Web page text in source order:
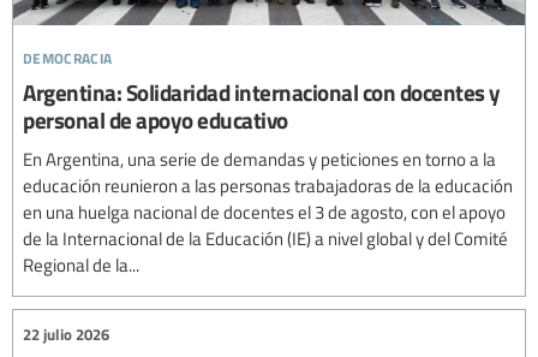
democracia
Argentina: Solidaridad internacional con docentes y
personal de apoyo educativo
En Argentina, una serie de demandas y peticiones en torno a la
educación reunieron a las personas trabajadoras de la educación
en una huelga nacional de docentes el 3 de agosto, con el apoyo
de la Internacional de la Educación (IE) a nivel global y del Comité
Regional de la...
22 julio 2026